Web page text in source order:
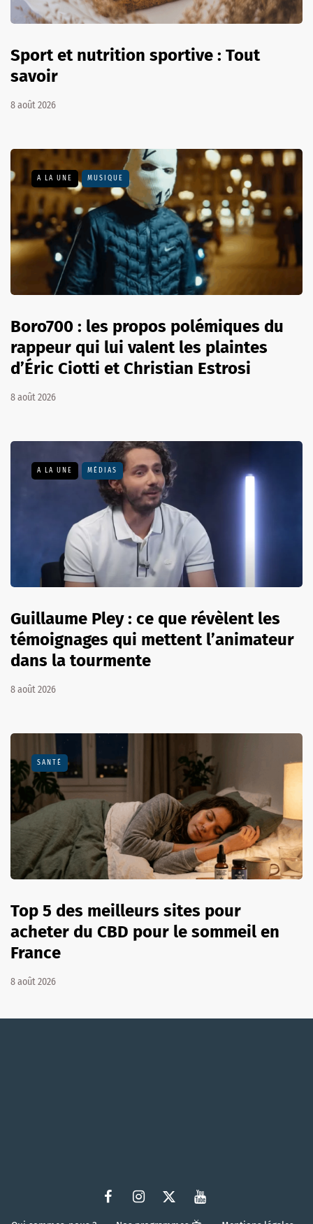
Sport et nutrition sportive : Tout
savoir
8 août 2026
A LA UNE MUSIQUE
Boro700 : les propos polémiques du
rappeur qui lui valent les plaintes
d’Éric Ciotti et Christian Estrosi
8 août 2026
A LA UNE MÉDIAS
Guillaume Pley : ce que révèlent les
témoignages qui mettent l’animateur
dans la tourmente
8 août 2026
SANTÉ
Top 5 des meilleurs sites pour
acheter du CBD pour le sommeil en
France
8 août 2026